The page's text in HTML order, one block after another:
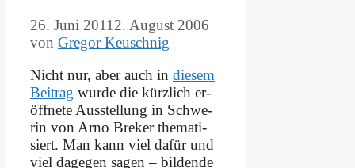
26. Juni 2011 2. August 2006
von Gregor Keuschnig
Nicht nur, aber auch in die­sem
Bei­trag wur­de die kürz­lich er­
öff­ne­te Aus­stel­lung in Schwe­
rin von Ar­no Bre­ker the­ma­ti­
siert. Man kann viel da­für und
viel da­ge­gen sa­gen – bil­den­de